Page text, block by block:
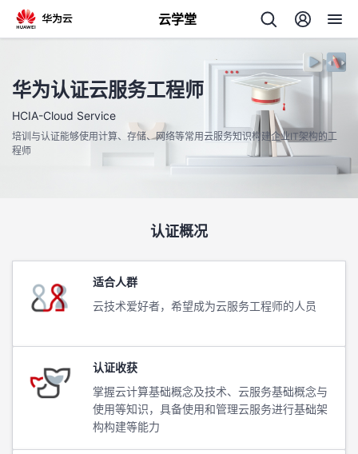
云学堂
回
中
心
学
华为认证云服务工程师
HCIA-Cloud Service
培训与认证能够使用计算、存储、网络等常用云服务知识构建企业IT架构的工
程师
认证概况
适合人群
云技术爱好者，希望成为云服务工程师的人员
认证收获
掌握云计算基础概念及技术、云服务基础概念与
使用等知识，具备使用和管理云服务进行基础架
构构建等能力